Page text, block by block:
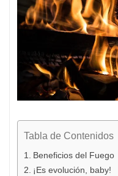
Tabla de Contenidos
Beneficios del Fuego
¡Es evolución, baby!